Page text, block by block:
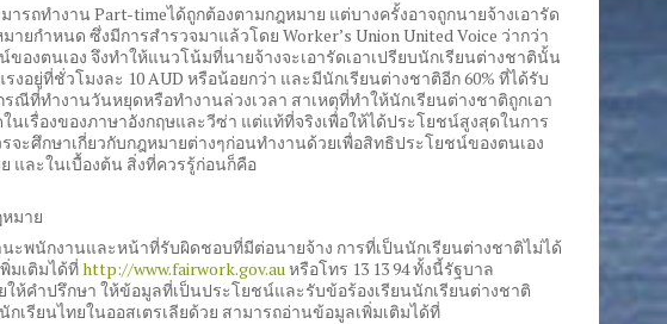
รถทำงาน Part-timeได้ถูกต้องตามกฎหมาย แต่บางครั้งอาจถูกนายจ้างเอารัด
กำหนด ซึ่งมีการสำรวจมาแล้วโดย Worker’s Union United Voice ว่ากว่า
องตนเอง จึงทำให้แนวโน้มที่นายจ้างจะเอารัดเอาเปรียบนักเรียนต่างชาตินั้น
อยู่ที่ชั่วโมงละ 10 AUD หรือน้อยกว่า และมีนักเรียนต่างชาติอีก 60% ที่ได้รับ
ณีที่ทำงานวันหยุดหรือทำงานล่วงเวลา สาเหตุที่ทำให้นักเรียนต่างชาติถูกเอา
เรื่องของภาษาอังกฤษและวีซ่า แต่แท้ที่จริงเพื่อให้ได้ประโยชน์สูงสุดในการ
ศึกษาเกี่ยวกับกฎหมายต่างๆก่อนทำงานด้วยเพื่อสิทธิประโยชน์ของตนเอง
และในเบื้องต้น สิ่งที่ควรรู้ก่อนก็คือ
มาย
ะพนักงานและหน้าที่รับผิดชอบที่มีต่อนายจ้าง การที่เป็นนักเรียนต่างชาติไม่ได้
มเติมได้ที่http://www.fairwork.gov.auหรือโทร 13 13 94 ทั้งนี้รัฐบาล
ให้คำปรึกษา ให้ข้อมูลที่เป็นประโยชน์และรับข้อร้องเรียนนักเรียนต่างชาติ
เรียนไทยในออสเตรเลียด้วย สามารถอ่านข้อมูลเพิ่มเติมได้ที่